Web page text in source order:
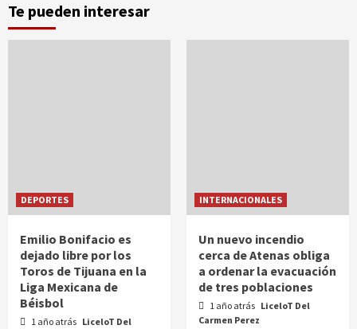
Te pueden interesar
DEPORTES
Emilio Bonifacio es
dejado libre por los
Toros de Tijuana en la
Liga Mexicana de
Béisbol
1 año atrás LiceloT Del
INTERNACIONALES
Un nuevo incendio
cerca de Atenas obliga
a ordenar la evacuación
de tres poblaciones
1 año atrás LiceloT Del
Carmen Perez